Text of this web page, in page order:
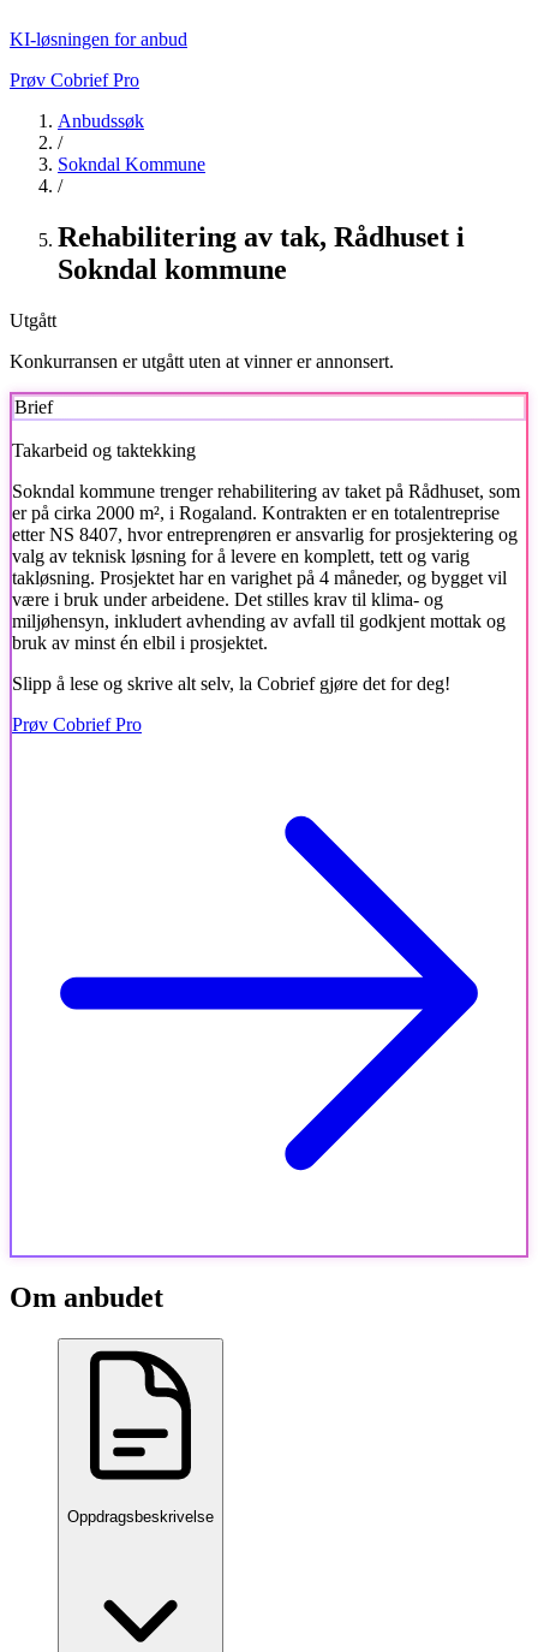
KI-løsningen for anbud
Prøv Cobrief Pro
Anbudssøk
/
Sokndal Kommune
/
Rehabilitering av tak, Rådhuset i
Sokndal kommune
Utgått
Konkurransen er utgått uten at vinner er annonsert.
Brief
Takarbeid og taktekking
Sokndal kommune trenger rehabilitering av taket på Rådhuset, som
er på cirka 2000 m², i Rogaland. Kontrakten er en totalentreprise
etter NS 8407, hvor entreprenøren er ansvarlig for prosjektering og
valg av teknisk løsning for å levere en komplett, tett og varig
takløsning. Prosjektet har en varighet på 4 måneder, og bygget vil
være i bruk under arbeidene. Det stilles krav til klima- og
miljøhensyn, inkludert avhending av avfall til godkjent mottak og
bruk av minst én elbil i prosjektet.
Slipp å lese og skrive alt selv, la Cobrief gjøre det for deg!
Prøv Cobrief Pro
Om anbudet
Oppdragsbeskrivelse